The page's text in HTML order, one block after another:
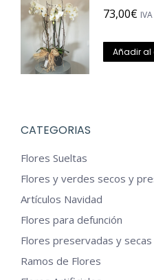
73,00€
Añadir al
CATEGORIAS
Flores Sueltas
Flores y verdes secos y
Artículos Navidad
Flores para defunción
Flores preservadas y secas
Ramos de Flores